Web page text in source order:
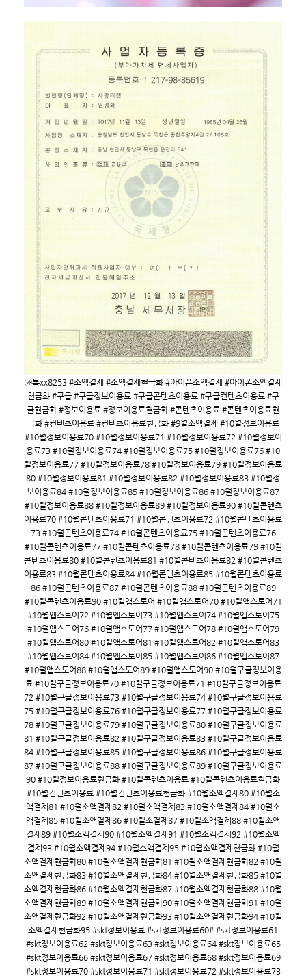
㉸톡xx8253 #소액결제 #소액결제현금화 #아이폰소액결제 #아이폰소액결제
현금화 #구글 #구글정보이용료 #구글콘텐츠이용료 #구글컨텐츠이용료 #구
글현금화 #정보이용료 #정보이용료현금화 #콘텐츠이용료 #콘텐츠이용료현
금화 #컨텐츠이용료 #컨텐츠이용료현금화 #9월소액결제 #10월정보이용료
#10월정보이용료70 #10월정보이용료71 #10월정보이용료72 #10월정보이
용료73 #10월정보이용료74 #10월정보이용료75 #10월정보이용료76 #10
월정보이용료77 #10월정보이용료78 #10월정보이용료79 #10월정보이용료
80 #10월정보이용료81 #10월정보이용료82 #10월정보이용료83 #10월정
보이용료84 #10월정보이용료85 #10월정보이용료86 #10월정보이용료87
#10월정보이용료88 #10월정보이용료89 #10월정보이용료90 #10월콘텐츠
이용료70 #10월콘텐츠이용료71 #10월콘텐츠이용료72 #10월콘텐츠이용료
73 #10월콘텐츠이용료74 #10월콘텐츠이용료75 #10월콘텐츠이용료76
#10월콘텐츠이용료77 #10월콘텐츠이용료78 #10월콘텐츠이용료79 #10월
콘텐츠이용료80 #10월콘텐츠이용료81 #10월콘텐츠이용료82 #10월콘텐츠
이용료83 #10월콘텐츠이용료84 #10월콘텐츠이용료85 #10월콘텐츠이용료
86 #10월콘텐츠이용료87 #10월콘텐츠이용료88 #10월콘텐츠이용료89
#10월콘텐츠이용료90 #10월앱스토어 #10월앱스토어70 #10월앱스토어71
#10월앱스토어72 #10월앱스토어73 #10월앱스토어74 #10월앱스토어75
#10월앱스토어76 #10월앱스토어77 #10월앱스토어78 #10월앱스토어79
#10월앱스토어80 #10월앱스토어81 #10월앱스토어82 #10월앱스토어83
#10월앱스토어84 #10월앱스토어85 #10월앱스토어86 #10월앱스토어87
#10월앱스토어88 #10월앱스토어89 #10월앱스토어90 #10월구글정보이용
료 #10월구글정보이용료70 #10월구글정보이용료71 #10월구글정보이용료
72 #10월구글정보이용료73 #10월구글정보이용료74 #10월구글정보이용료
75 #10월구글정보이용료76 #10월구글정보이용료77 #10월구글정보이용료
78 #10월구글정보이용료79 #10월구글정보이용료80 #10월구글정보이용료
81 #10월구글정보이용료82 #10월구글정보이용료83 #10월구글정보이용료
84 #10월구글정보이용료85 #10월구글정보이용료86 #10월구글정보이용료
87 #10월구글정보이용료88 #10월구글정보이용료89 #10월구글정보이용료
90 #10월정보이용료현금화 #10월콘텐츠이용료 #10월콘텐츠이용료현금화
#10월컨텐츠이용료 #10월컨텐츠이용료현금화 #10월소액결제80 #10월소
액결제81 #10월소액결제82 #10월소액결제83 #10월소액결제84 #10월소
액결제85 #10월소액결제86 #10월소결제87 #10월소액결제88 #10월소액
결제89 #10월소액결제90 #10월소액결제91 #10월소액결제92 #10월소액
결제93 #10월소액결제94 #10월소액결제95 #10월소액결제현금화 #10월
소액결제현금화80 #10월소액결제현금화81 #10월소액결제현금화82 #10월
소액결제현금화83 #10월소액결제현금화84 #10월소액결제현금화85 #10월
소액결제현금화86 #10월소액결제현금화87 #10월소액결제현금화88 #10월
소액결제현금화89 #10월소액결제현금화90 #10월소액결제현금화91 #10월
소액결제현금화92 #10월소액결제현금화93 #10월소액결제현금화94 #10월
소액결제현금화95 #skt정보이용료 #skt정보이용료60# #skt정보이용료61
#skt정보이용료62 #skt정보이용료63 #skt정보이용료64 #skt정보이용료65
#skt정보이용료66 #skt정보이용료67 #skt정보이용료68 #skt정보이용료69
#skt정보이용료70 #skt정보이용료71 #skt정보이용료72 #skt정보이용료73